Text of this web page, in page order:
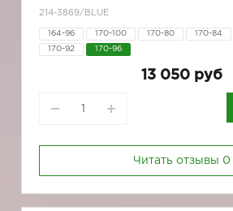
214-3869/BLUE
164-96 170-100 170-80 170-84
170-92 170-96
13 050 руб
Читать отзывы 0